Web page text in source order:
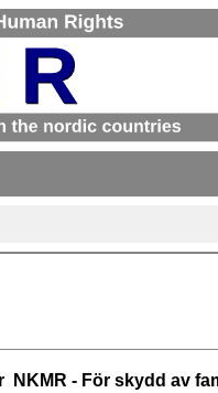
NKMR - För skydd av